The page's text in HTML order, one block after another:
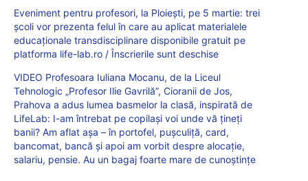
Eveniment pentru profesori, la Ploiești, pe 5 martie: trei
școli vor prezenta felul în care au aplicat materialele
educaționale transdisciplinare disponibile gratuit pe
platforma life-lab.ro / Înscrierile sunt deschise
VIDEO Profesoara Iuliana Mocanu, de la Liceul
Tehnologic „Profesor Ilie Gavrilă”, Cioranii de Jos,
Prahova a adus lumea basmelor la clasă, inspirată de
LifeLab: I-am întrebat pe copilași voi unde vă țineți
banii? Am aflat așa – în portofel, pușculiță, card,
bancomat, bancă și apoi am vorbit despre alocație,
salariu, pensie. Au un bagaj foarte mare de cunoștințe